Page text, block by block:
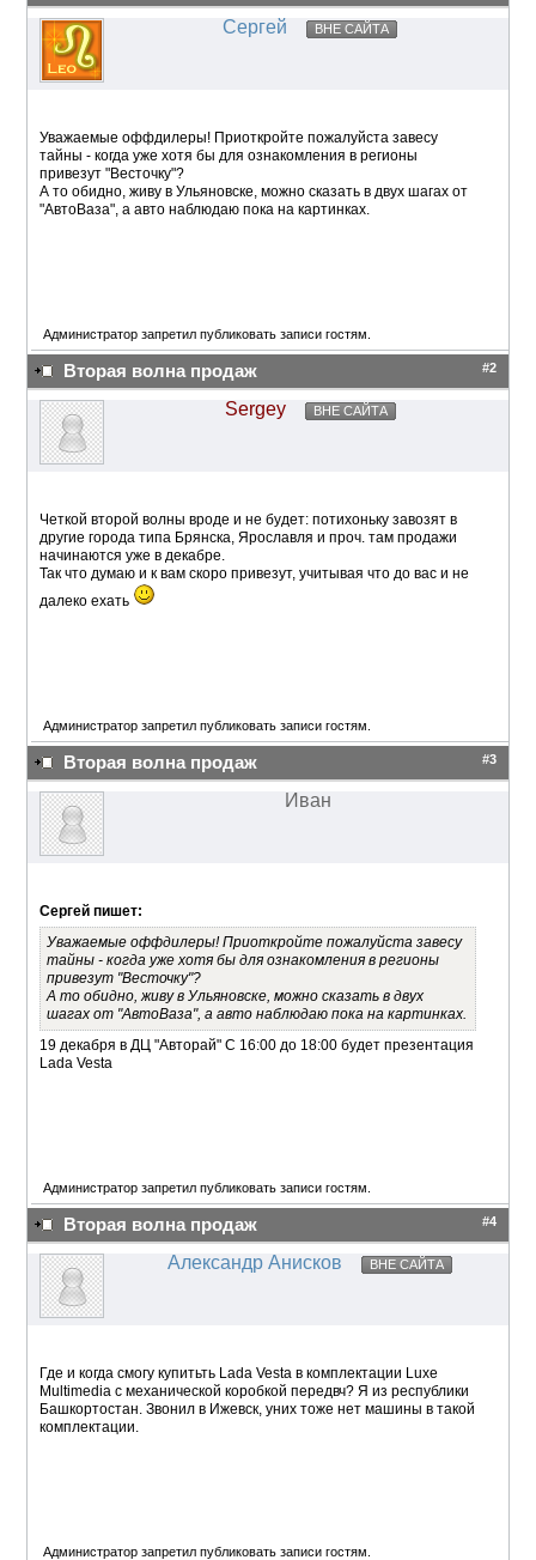
Сергей ВНЕ САЙТА
Уважаемые оффдилеры! Приоткройте пожалуйста завесу
тайны - когда уже хотя бы для ознакомления в регионы
привезут "Весточку"?
А то обидно, живу в Ульяновске, можно сказать в двух шагах от
"АвтоВаза", а авто наблюдаю пока на картинках.
Администратор запретил публиковать записи гостям.
Вторая волна продаж #2
Sergey ВНЕ САЙТА
Четкой второй волны вроде и не будет: потихоньку завозят в
другие города типа Брянска, Ярославля и проч. там продажи
начинаются уже в декабре.
Так что думаю и к вам скоро привезут, учитывая что до вас и не
далеко ехать
Администратор запретил публиковать записи гостям.
Вторая волна продаж #3
Иван
Сергей пишет:
Уважаемые оффдилеры! Приоткройте пожалуйста завесу
тайны - когда уже хотя бы для ознакомления в регионы
привезут "Весточку"?
А то обидно, живу в Ульяновске, можно сказать в двух
шагах от "АвтоВаза", а авто наблюдаю пока на картинках.
19 декабря в ДЦ "Авторай" С 16:00 до 18:00 будет презентация
Lada Vesta
Администратор запретил публиковать записи гостям.
Вторая волна продаж #4
Александр Анисков ВНЕ САЙТА
Где и когда смогу купитьть Lada Vesta в комплектации Luxe
Multimedia с механической коробкой передвч? Я из республики
Башкортостан. Звонил в Ижевск, уних тоже нет машины в такой
комплектации.
Администратор запретил публиковать записи гостям.